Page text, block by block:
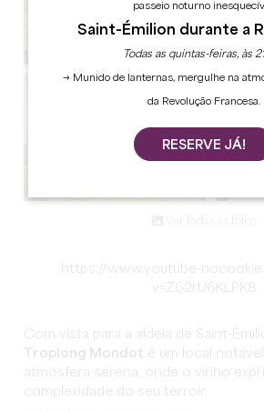
https://www.youtube-
v=Z62rU6KLPK8
Com vista para a aldeia de Saint-
Troplong Mondot é um local
atmosfera serena, onde o vinho
complexidade do seu terroir.
passeio noturno
Saint-Émilion durante a
Todas as quintas-feiras, às
→ Munido de lanternas, mergulhe na
da Revolução Francesa.
RESERVE JÁ!